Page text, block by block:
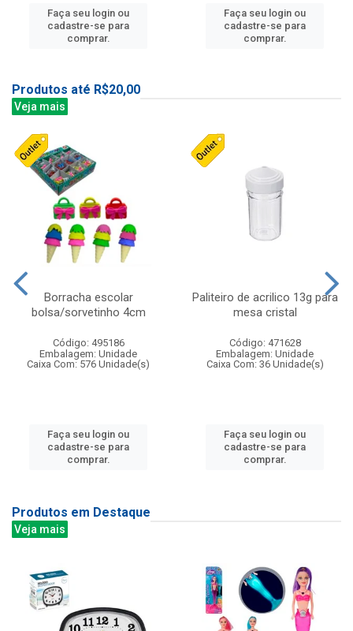
Faça seu login ou
cadastre-se para
comprar.
Faça seu login ou
cadastre-se para
comprar.
Produtos até R$20,00
Veja mais
Borracha escolar
bolsa/sorvetinho 4cm
Código: 495186
Embalagem: Unidade
Caixa Com: 576 Unidade(s)
Faça seu login ou
cadastre-se para
comprar.
Paliteiro de acrilico 13g para
mesa cristal
Código: 471628
Embalagem: Unidade
Caixa Com: 36 Unidade(s)
Faça seu login ou
cadastre-se para
comprar.
Produtos em Destaque
Veja mais